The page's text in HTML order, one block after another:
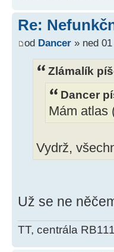
Re:
od Dancer » ned
Zlámalík
Dancer
Mám atlas
Vydrž,
Už se ne
TT, centrála